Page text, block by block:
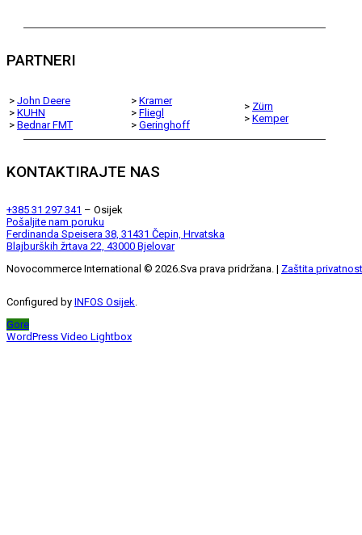
PARTNERI
> John Deere
> KUHN
> Bednar FMT
> Kramer
> Fliegl
> Geringhoff
> Zürn
> Kemper
KONTAKTIRAJTE NAS
+385 31 297 341 – Osijek
Pošaljite nam poruku
Ferdinanda Speisera 38, 31431 Čepin, Hrvatska
Blajburških žrtava 22, 43000 Bjelovar
Novocommerce International © 2026.Sva prava pridržana. | Zaštita
Configured by INFOS Osijek.
Gore
WordPress Video Lightbox